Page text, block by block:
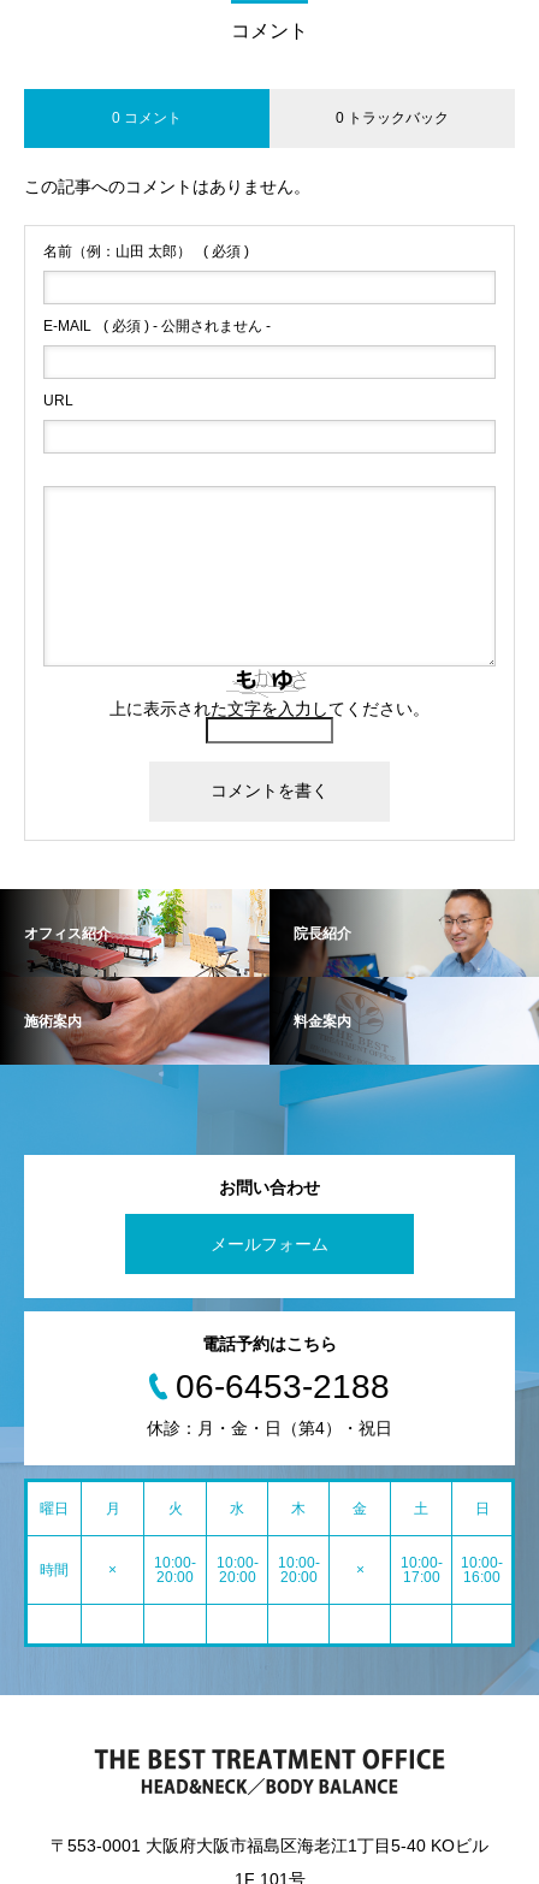
コメント
0 コメント 0 トラックバック
この記事へのコメントはありません。
名前（例：山田 太郎） ( 必須 )
E-MAIL ( 必須 ) - 公開されません -
URL
上に表示された文字を入力してください。
オフィス紹介 院長紹介
施術案内 料金案内
お問い合わせ
メールフォーム
電話予約はこちら
06-6453-2188
休診：月・金・日（第4）・祝日
曜日 月 火 水 木 金 土 日
時間 ×
10:00-
20:00
10:00-
20:00
10:00-
20:00
×
10:00-
17:00
10:00-
16:00
〒553-0001 大阪府大阪市福島区海老江1丁目5-40 KOビル
1F 101号